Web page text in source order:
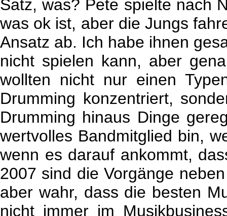
Satz, was? Pete spielte nach
was ok ist, aber die Jungs
Ansatz ab. Ich habe ihnen
nicht spielen kann, aber
wollten nicht nur einen
Drumming konzentriert,
Drumming hinaus Dinge
wertvolles Bandmitglied bin,
wenn es darauf ankommt,
2007 sind die Vorgänge
aber wahr, dass die besten
nicht immer im